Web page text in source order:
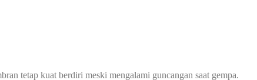
tetap kuat berdiri meski mengalami guncangan saat gempa.